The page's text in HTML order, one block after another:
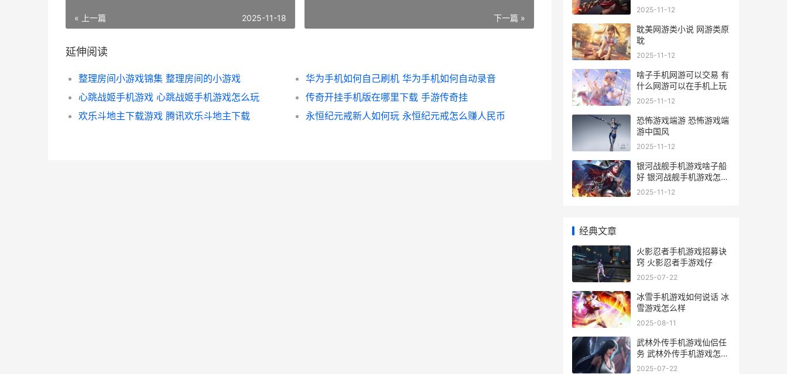
« 上一篇 2025-11-18 下一篇 »
延伸阅读
整理房间小游戏锦集 整理房间的小游戏
华为手机如何自己刷机 华为手机如何自动录音
心跳战姬手机游戏 心跳战姬手机游戏怎么玩
传奇开挂手机版在哪里下载 手游传奇挂
欢乐斗地主下载游戏 腾讯欢乐斗地主下载
永恒纪元戒新人如何玩 永恒纪元戒怎么赚人民币
2025-11-12
耽美网游类小说 网游类原
耽
2025-11-12
啥子手机网游可以交易 有
什么网游可以在手机上玩
2025-11-12
恐怖游戏端游 恐怖游戏端
游中国风
2025-11-12
银河战舰手机游戏啥子船
好 银河战舰手机游戏怎么
玩
2025-11-12
经典文章
火影忍者手机游戏招募诀
窍 火影忍者手游戏仔
2025-07-22
冰雪手机游戏如何说话 冰
雪游戏怎么样
2025-08-11
武林外传手机游戏仙侣任
务 武林外传手机游戏怎么
玩
2025-07-22